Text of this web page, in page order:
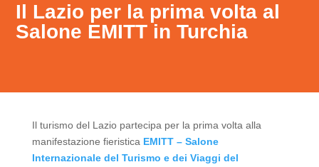
Il Lazio per la prima volta al
Salone EMITT in Turchia
Il turismo del Lazio partecipa per la prima volta alla
manifestazione fieristica EMITT – Salone
Internazionale del Turismo e dei Viaggi del